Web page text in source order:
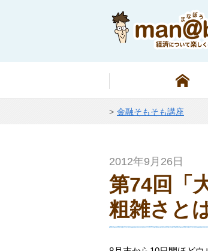
金融そもそも講座
2012年9月26日
第74回「
粗雑さと